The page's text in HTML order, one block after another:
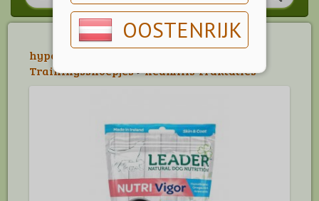
OOSTENRIJK
hypoallergene Hondensnacks
Trainingssnoepjes>Redmills Traktaties